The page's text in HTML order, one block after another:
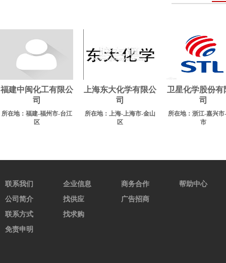
福建中闽化工有限公
司
所在地：福建-福州市-台江
区
上海东大化学有限公
司
所在地：上海-上海市-金山
区
卫星化学股份有
司
所在地：浙江-嘉兴市
市
联系我们
公司简介
联系方式
免责申明
企业信息
找供应
找求购
商务合作
广告招商
帮助中心